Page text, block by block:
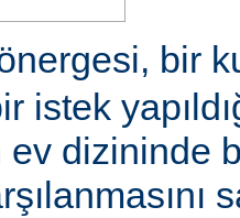
bir
istek
ev dizininde